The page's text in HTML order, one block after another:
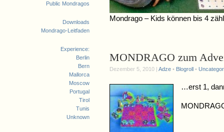
Public Mondragos
Downloads
Mondrago-Leitfaden
Experience:
Berlin
Bern
Mallorca
Moscow
Portugal
Tirol
Tunis
Unknown
Mondrago – Kids können bis 4
MONDRAGO zum
Dezember 5, 2010 | Adze • Blogroll •
…erst 1,